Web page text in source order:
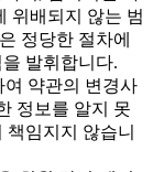
위배되지 않는 범
정당한 절차에
발휘합니다.
약관의 변경사
정보를 알지 못
임지지 않습니